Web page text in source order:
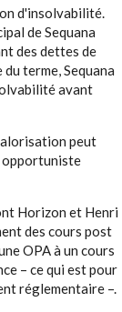
d'insolvabilité.
de Sequana
des dettes de
terme, Sequana
avant
peut
opportuniste
Horizon et Henri
des cours post
OPA à un cours
– ce qui est pour
réglementaire –.